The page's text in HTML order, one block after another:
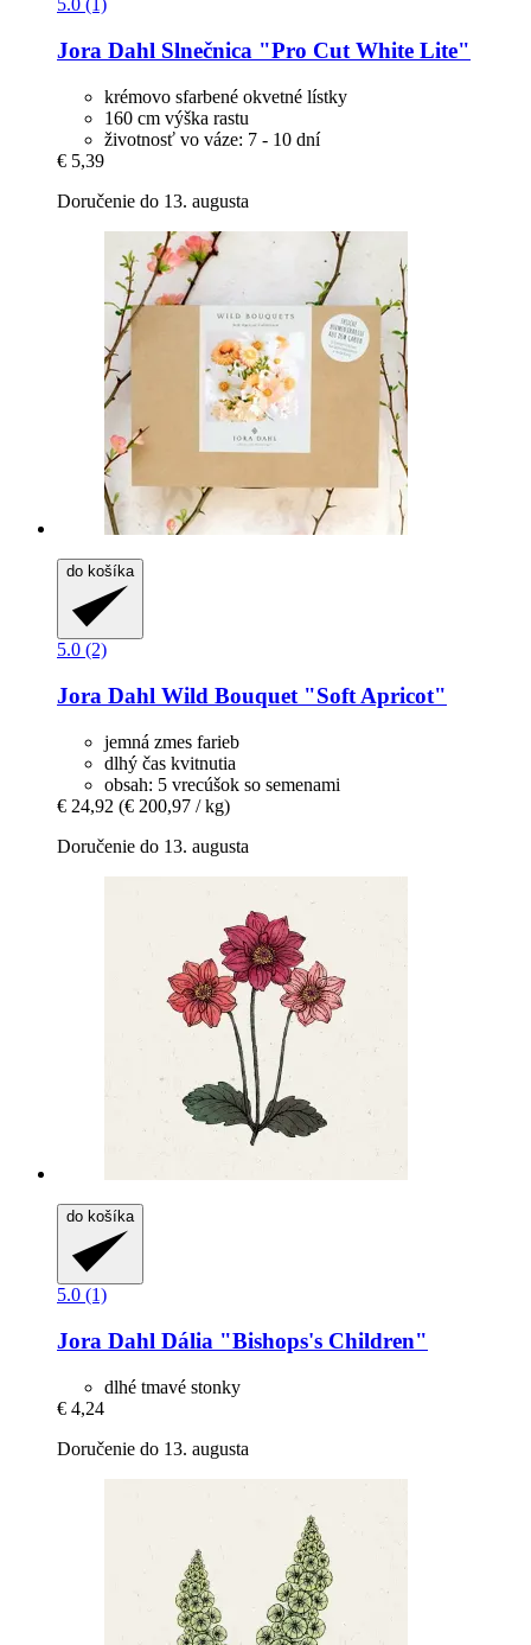
5.0 (1)
Jora Dahl Slnečnica "Pro Cut White Lite"
krémovo sfarbené okvetné lístky
160 cm výška rastu
životnosť vo váze: 7 - 10 dní
€ 5,39
Doručenie do 13. augusta
do košíka
5.0 (2)
Jora Dahl Wild Bouquet "Soft Apricot"
jemná zmes farieb
dlhý čas kvitnutia
obsah: 5 vrecúšok so semenami
€ 24,92 (€ 200,97 / kg)
Doručenie do 13. augusta
do košíka
5.0 (1)
Jora Dahl Dália "Bishops's Children"
dlhé tmavé stonky
€ 4,24
Doručenie do 13. augusta